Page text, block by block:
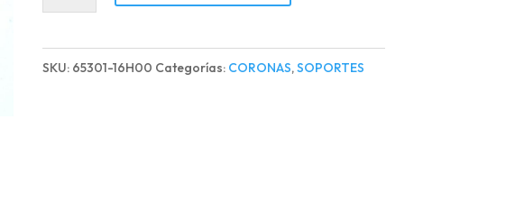
MB-
SKU: 65301-16H00 Categorías: CORONAS,SOPORTES